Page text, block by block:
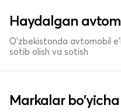
Haydalgan
O'zbekistonda avtomobil
sotib olish va sotish
Markalar